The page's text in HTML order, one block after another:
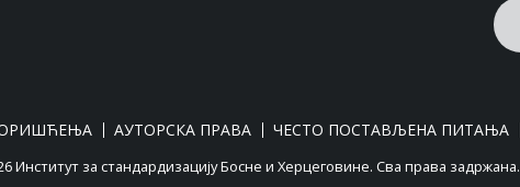
АУТОРСКА ПРАВА ЧЕСТО ПОСТАВЉЕНА ПИТАЊА
Институт за стандардизацију Босне и Херцеговине. Сва права задржана.